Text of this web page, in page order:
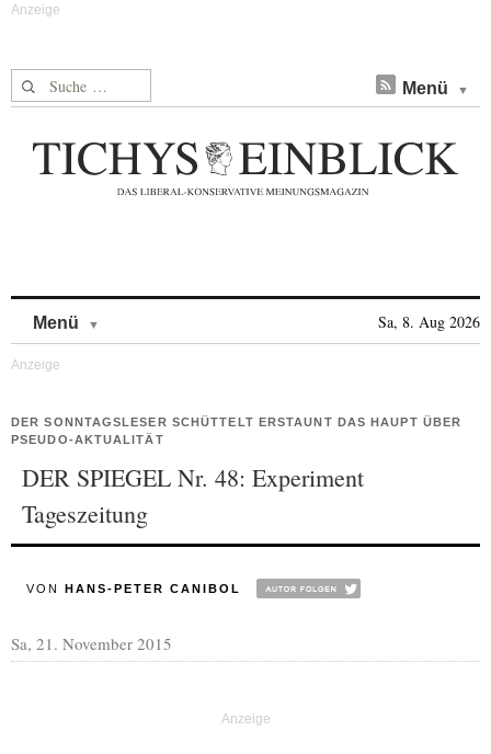
Suche nach: Menü
Menü Sa, 8. Aug 2026
DER SONNTAGSLESER SCHÜTTELT ERSTAUNT DAS HAUPT ÜBER
PSEUDO-AKTUALITÄT
DER SPIEGEL Nr. 48: Experiment
Tageszeitung
VON HANS-PETER CANIBOL
Sa, 21. November 2015